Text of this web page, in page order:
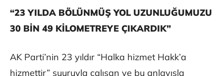
“23 YILDA BÖLÜNMÜŞ YOL UZUNLUĞUMUZU
30 BİN 49 KİLOMETREYE ÇIKARDIK”
AK Parti’nin 23 yıldır “Halka hizmet Hakk’a
hizmettir” şuuruyla çalışan ve bu anlayışla